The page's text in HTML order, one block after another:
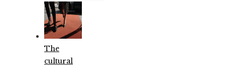
The
cultural